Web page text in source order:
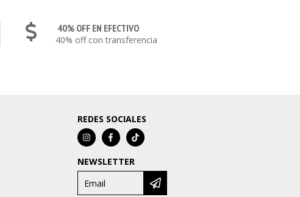
40% OFF EN EFECTIVO
40% off con transferencia
REDES SOCIALES
NEWSLETTER